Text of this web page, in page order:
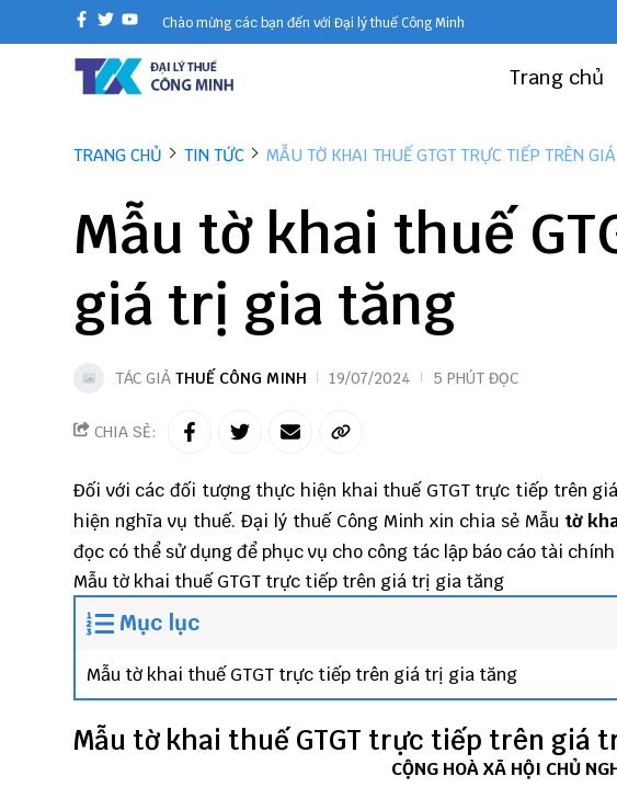
Chào mừng các bạn đến với Đại lý thuế Công Minh
Trang chủ
TRANG CHỦ TIN TỨC MẪU TỜ KHAI THUẾ GTGT TRỰC TIẾP TRÊN
Mẫu tờ khai thuế
giá trị gia tăng
TÁC GIẢ THUẾ CÔNG MINH 19/07/2024 5 PHÚT ĐỌC
CHIA SẺ:
Đối với các đối tượng thực hiện khai thuế GTGT trực tiếp trên
hiện nghĩa vụ thuế. Đại lý thuế Công Minh xin chia sẻ Mẫu tờ
đọc có thể sử dụng để phục vụ cho công tác lập báo cáo tài
Mẫu tờ khai thuế GTGT trực tiếp trên giá trị gia tăng
Mục lục
Mẫu tờ khai thuế GTGT trực tiếp trên giá trị gia tăng
Mẫu tờ khai thuế GTGT trực tiếp trên giá
CỘNG HOÀ XÃ HỘI CHỦ